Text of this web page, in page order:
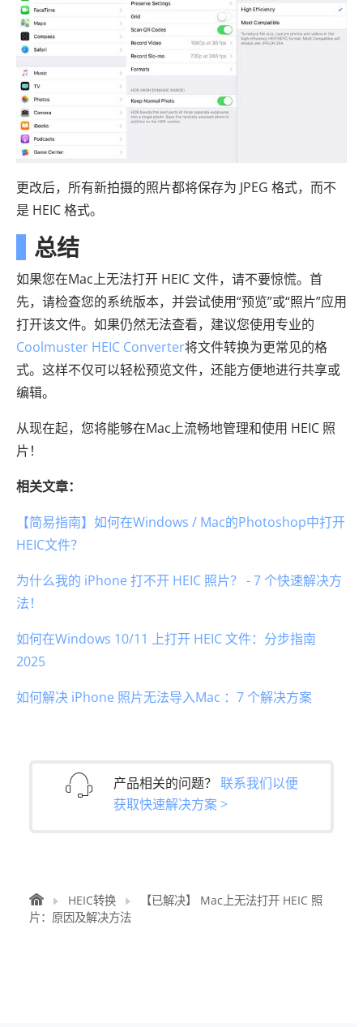
更改后，所有新拍摄的照片都将保存为 JPEG 格式，而不
是 HEIC 格式。
总结
如果您在Mac上无法打开 HEIC 文件，请不要惊慌。首
先，请检查您的系统版本，并尝试使用“预览”或“照片”应用
打开该文件。如果仍然无法查看，建议您使用专业的
Coolmuster HEIC Converter将文件转换为更常见的格
式。这样不仅可以轻松预览文件，还能方便地进行共享或
编辑。
从现在起，您将能够在Mac上流畅地管理和使用 HEIC 照
片！
相关文章：
【简易指南】如何在Windows / Mac的Photoshop中打开
HEIC文件？
为什么我的 iPhone 打不开 HEIC 照片？ - 7 个快速解决方
法！
如何在Windows 10/11 上打开 HEIC 文件：分步指南
2025
如何解决 iPhone 照片无法导入Mac ：7 个解决方案
产品相关的问题？ 联系我们以便
获取快速解决方案 >
HEIC转换
【已解决】 Mac上无法打开 HEIC 照
片：原因及解决方法